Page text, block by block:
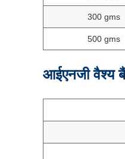
300 gms
500 gms
आईएनजी वैश्य